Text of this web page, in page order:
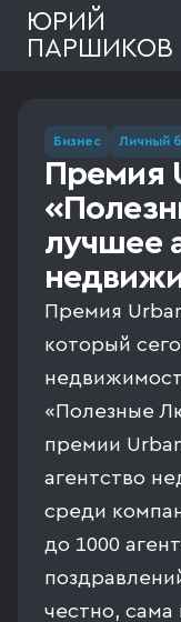
ЮРИЙ
ПАРШИКОВ
Бизнес Личный
Премия
лучшее
Премия
который
«Полезные
премии
агентство
среди
до 1000
честно, сама